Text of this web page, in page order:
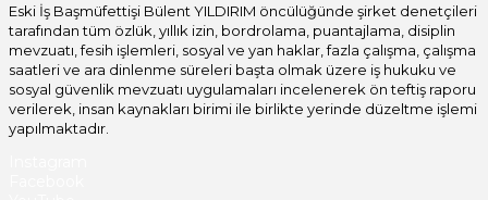
Eski İş Başmüfettişi Bülent YILDIRIM öncülüğünde şirket denetçileri
tarafından tüm özlük, yıllık izin, bordrolama, puantajlama, disiplin
mevzuatı, fesih işlemleri, sosyal ve yan haklar, fazla çalışma, çalışma
saatleri ve ara dinlenme süreleri başta olmak üzere iş hukuku ve
sosyal güvenlik mevzuatı uygulamaları incelenerek ön teftiş raporu
verilerek, insan kaynakları birimi ile birlikte yerinde düzeltme işlemi
yapılmaktadır.